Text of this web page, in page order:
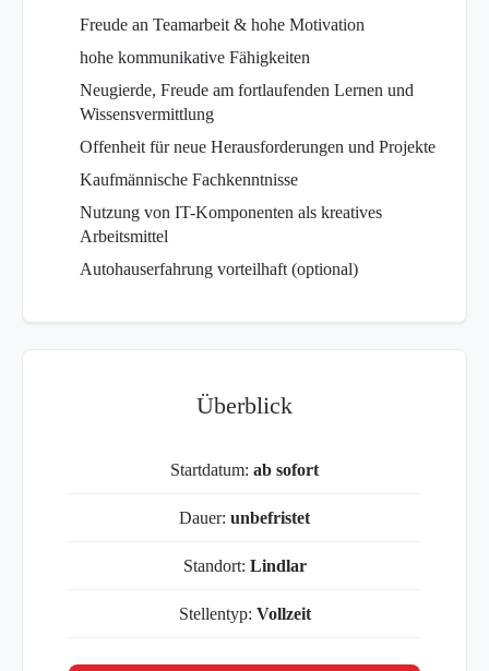
Freude an Teamarbeit & hohe Motivation
hohe kommunikative Fähigkeiten
Neugierde, Freude am fortlaufenden Lernen und
Wissensvermittlung
Offenheit für neue Herausforderungen und Projekte
Kaufmännische Fachkenntnisse
Nutzung von IT-Komponenten als kreatives
Arbeitsmittel
Autohauserfahrung vorteilhaft (optional)
Überblick
Startdatum: ab sofort
Dauer: unbefristet
Standort: Lindlar
Stellentyp: Vollzeit